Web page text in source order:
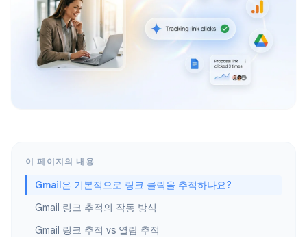
이 페이지의 내용
Gmail은 기본적으로 링크 클릭을 추적하나요?
Gmail 링크 추적의 작동 방식
Gmail 링크 추적 vs 열람 추적